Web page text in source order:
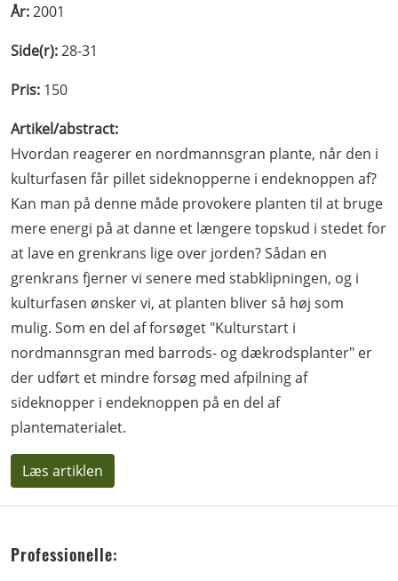
År:2001
Side(r):28-31
Pris: 150
Artikel/abstract:
Hvordan reagerer en nordmannsgran plante, når den i
kulturfasen får pillet sideknopperne i endeknoppen af?
Kan man på denne måde provokere planten til at bruge
mere energi på at danne et længere topskud i stedet for
at lave en grenkrans lige over jorden? Sådan en
grenkrans fjerner vi senere med stabklipningen, og i
kulturfasen ønsker vi, at planten bliver så høj som
mulig. Som en del af forsøget "Kulturstart i
nordmannsgran med barrods- og dækrodsplanter" er
der udført et mindre forsøg med afpilning af
sideknopper i endeknoppen på en del af
plantematerialet.
Læs artiklen
Professionelle: